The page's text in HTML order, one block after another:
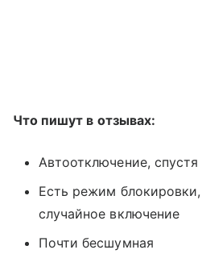
Что пишут в отзывах:
Автоотключение,
Есть режим
случайное включение
Почти бесшумная